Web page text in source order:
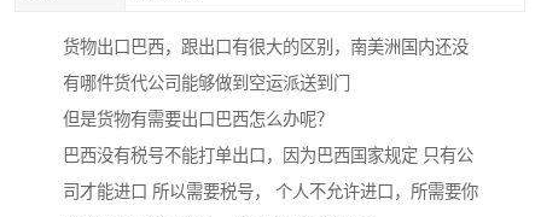
货物出口巴西，跟出口有很大的区别，南美洲国内还没
有哪件货代公司能够做到空运派送到门
但是货物有需要出口巴西怎么办呢？
巴西没有税号不能打单出口，因为巴西国家规定 只有公
司才能进口 所以需要税号， 个人不允许进口，所需要你